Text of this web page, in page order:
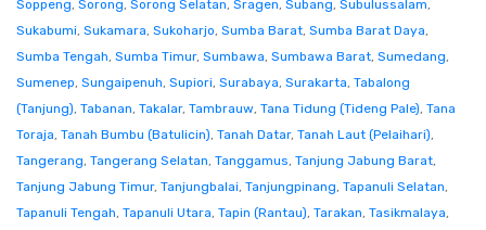
Soppeng, Sorong, Sorong Selatan, Sragen, Subang, Subulussalam,
Sukabumi, Sukamara, Sukoharjo, Sumba Barat, Sumba Barat Daya,
Sumba Tengah, Sumba Timur, Sumbawa, Sumbawa Barat, Sumedang,
Sumenep, Sungaipenuh, Supiori, Surabaya, Surakarta, Tabalong
(Tanjung), Tabanan, Takalar, Tambrauw, Tana Tidung (Tideng Pale), Tana
Toraja, Tanah Bumbu (Batulicin), Tanah Datar, Tanah Laut (Pelaihari),
Tangerang, Tangerang Selatan, Tanggamus, Tanjung Jabung Barat,
Tanjung Jabung Timur, Tanjungbalai, Tanjungpinang, Tapanuli Selatan,
Tapanuli Tengah, Tapanuli Utara, Tapin (Rantau), Tarakan, Tasikmalaya,